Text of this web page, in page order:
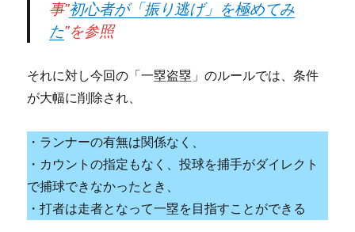
事”初心者が「振り逃げ」を極めてみ
た”を参照
それに対し今回の「一塁盗塁」のルールでは、条件
が大幅に削除され、
・ランナーの有無は関係なく、
・カウントの指定もなく、投球を捕手がダイレクト
で捕球できなかったとき、
・打者は走者となって一塁を目指すことができる